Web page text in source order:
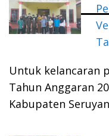
Untuk kelancaran
Tahun Anggaran
Kabupaten